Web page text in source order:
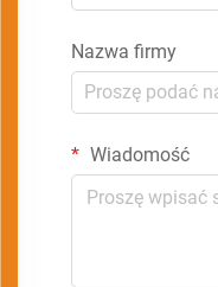
Nazwa firmy
Wiadomość